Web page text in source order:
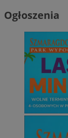
Ogłoszenia